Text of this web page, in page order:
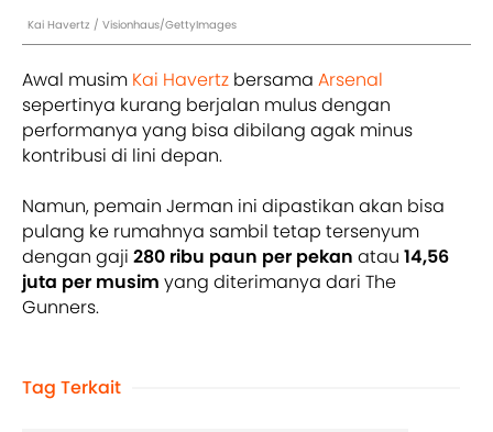
Kai Havertz / Visionhaus/GettyImages
Awal musim Kai Havertz bersama Arsenal
sepertinya kurang berjalan mulus dengan
performanya yang bisa dibilang agak minus
kontribusi di lini depan.
Namun, pemain Jerman ini dipastikan akan bisa
pulang ke rumahnya sambil tetap tersenyum
dengan gaji 280 ribu paun per pekan atau 14,56
juta per musim yang diterimanya dari The
Gunners.
Tag Terkait